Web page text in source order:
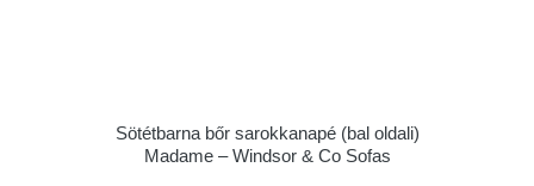
Sötétbarna bőr sarokkanapé (bal oldali)
Madame – Windsor & Co Sofas